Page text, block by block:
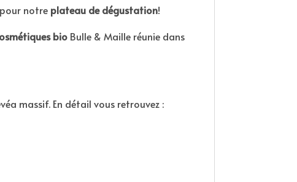
notre plateau de dégustation!
bio Bulle & Maille réunie dans
massif. En détail vous retrouvez :